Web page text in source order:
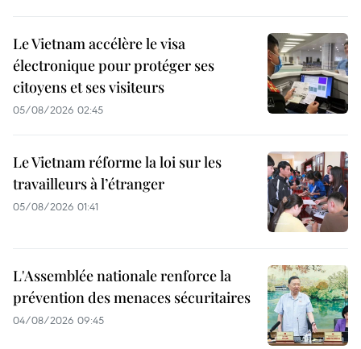
Le Vietnam accélère le visa
électronique pour protéger ses
citoyens et ses visiteurs
05/08/2026 02:45
Le Vietnam réforme la loi sur les
travailleurs à l’étranger
05/08/2026 01:41
L'Assemblée nationale renforce la
prévention des menaces sécuritaires
04/08/2026 09:45